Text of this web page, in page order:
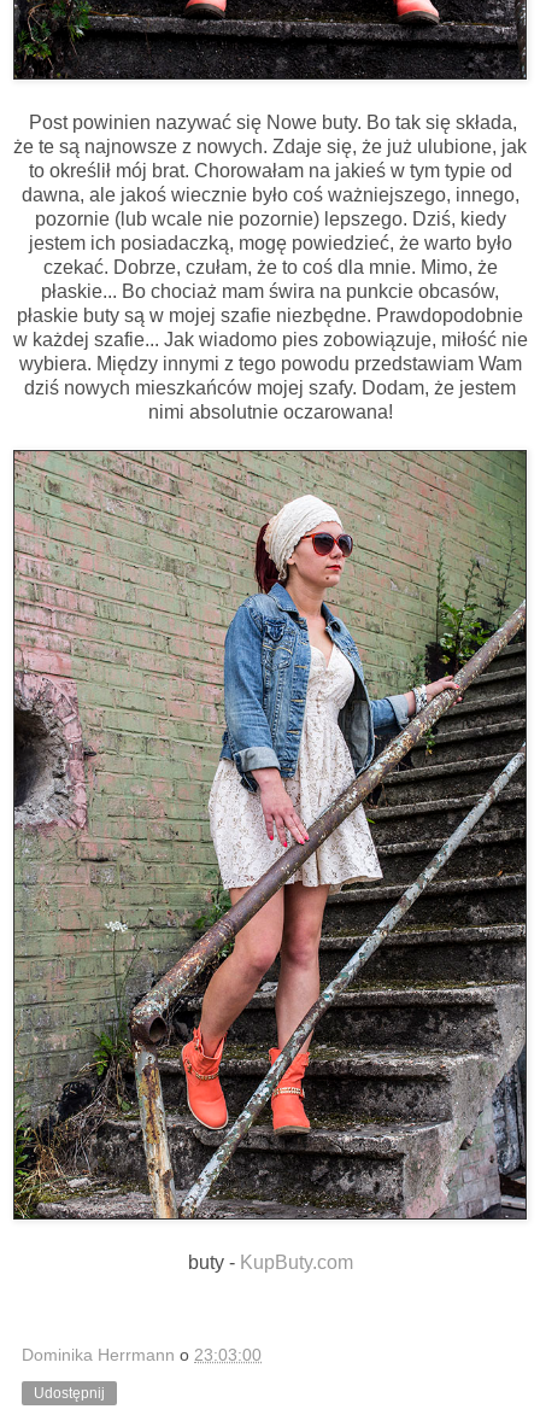
Post powinien nazywać się Nowe buty. Bo tak się składa,
że te są najnowsze z nowych. Zdaje się, że już ulubione, jak
to określił mój brat. Chorowałam na jakieś w tym typie od
dawna, ale jakoś wiecznie było coś ważniejszego, innego,
pozornie (lub wcale nie pozornie) lepszego. Dziś, kiedy
jestem ich posiadaczką, mogę powiedzieć, że warto było
czekać. Dobrze, czułam, że to coś dla mnie. Mimo, że
płaskie... Bo chociaż mam świra na punkcie obcasów,
płaskie buty są w mojej szafie niezbędne. Prawdopodobnie
w każdej szafie... Jak wiadomo pies zobowiązuje, miłość nie
wybiera. Między innymi z tego powodu przedstawiam Wam
dziś nowych mieszkańców mojej szafy. Dodam, że jestem
nimi absolutnie oczarowana!
buty - KupButy.com
Dominika Herrmann o 23:03:00
Udostępnij